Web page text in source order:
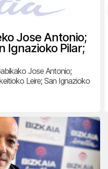
Jose Antonio;
Ignazioko Pilar;
Jose Antonio;
Leire; San Ignazioko